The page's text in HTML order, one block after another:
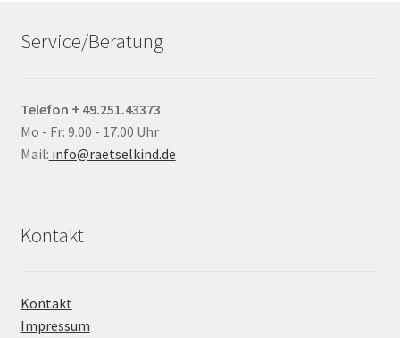
Service/Beratung
Telefon + 49.251.43373
Mo - Fr: 9.00 - 17.00 Uhr
Mail: info@raetselkind.de
Kontakt
Kontakt
Impressum